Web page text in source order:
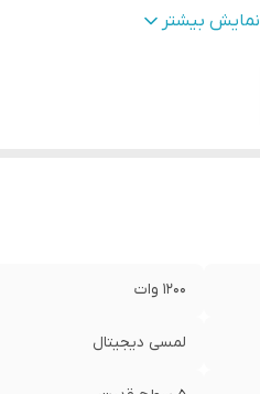
ظرفیت مخلوط کن
نمایش بیشتر
1200 وات
لمسی دیجیتال